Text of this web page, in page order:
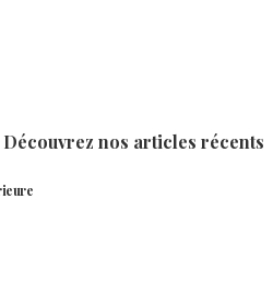
Découvrez nos articles récents